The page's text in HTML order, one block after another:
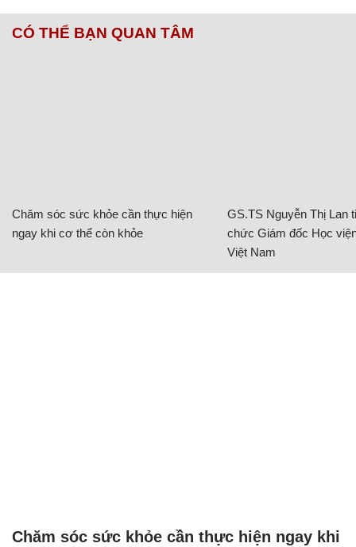
CÓ THỂ BẠN QUAN TÂM
Chăm sóc sức khỏe cần thực hiện
ngay khi cơ thể còn khỏe
GS.TS Nguyễn Thị Lan
chức Giám đốc Học
Việt Nam
Chăm sóc sức khỏe cần thực hiện ngay khi